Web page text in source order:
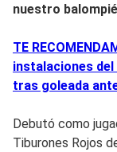
nuestro
TE
instalaciones
tras goleada
Debutó como
Tiburones Rojos